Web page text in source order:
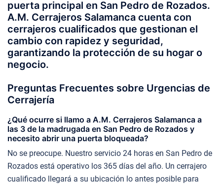
puerta principal en San Pedro de Rozados.
A.M. Cerrajeros Salamanca cuenta con
cerrajeros cualificados que gestionan el
cambio con rapidez y seguridad,
garantizando la protección de su hogar o
negocio.
Preguntas Frecuentes sobre Urgencias de
Cerrajería
¿Qué ocurre si llamo a A.M. Cerrajeros Salamanca a
las 3 de la madrugada en San Pedro de Rozados y
necesito abrir una puerta bloqueada?
No se preocupe. Nuestro servicio 24 horas en San Pedro de
Rozados está operativo los 365 días del año. Un cerrajero
cualificado llegará a su ubicación lo antes posible para